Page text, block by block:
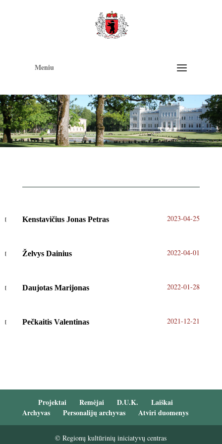
Meniu
Kenstavičius Jonas Petras 2023-04-25
Želvys Dainius 2022-04-01
Daujotas Marijonas 2022-01-28
Pečkaitis Valentinas 2021-12-21
Projektai Remėjai D.U.K.
Laiškai
Archyvas
Personalijų archyvas Atviri duomenys
© Regionų kultūrinių iniciatyvų centras